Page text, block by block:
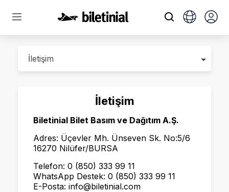
İletişim
Biletinial Bilet Basım ve Dağıtım A.Ş.
Adres: Üçevler Mh. Ünseven Sk. No:5/6
16270 Nilüfer/BURSA
Telefon: 0 (850) 333 99 11
WhatsApp Destek: 0 (850) 333 99 11
E-Posta: info@biletinial.com